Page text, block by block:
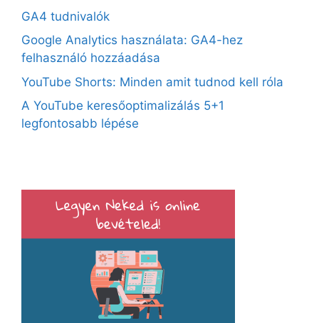
GA4 tudnivalók
Google Analytics használata: GA4-hez
felhasználó hozzáadása
YouTube Shorts: Minden amit tudnod kell róla
A YouTube keresőoptimalizálás 5+1
legfontosabb lépése